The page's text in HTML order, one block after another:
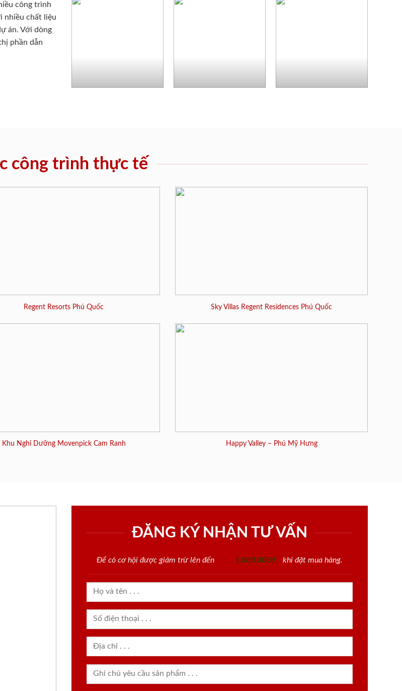
công trình
nhiều chất liệu
án. Với dòng
phần dẫn
công trình thực tế
Regent Resorts Phú Quốc Sky Villas Regent Residences Phú Quốc
Khu Nghỉ Dưỡng Movenpick Cam Ranh Happy Valley – Phú Mỹ Hưng
ĐĂNG KÝ NHẬN TƯ VẤN
Để có cơ hội được giảm trừ lên đến 1.000.000đ khi đặt mua hàng.